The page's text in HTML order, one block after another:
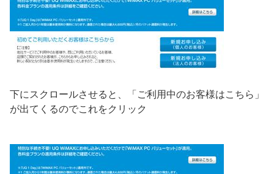
下にスクロールさせると、「ご利用中のお客様はこちら」
が出てくるのでこれをクリック